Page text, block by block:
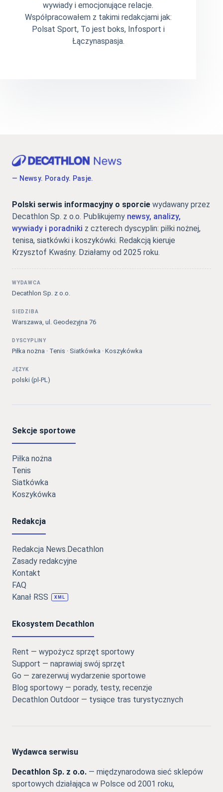
wywiady i emocjonujące relacje.
Współpracowałem z takimi redakcjami jak:
Polsat Sport, To jest boks, Infosport i
Łączynaspasja.
— Newsy. Porady. Pasje.
Polski serwis informacyjny o sporcie wydawany przez
Decathlon Sp. z o.o. Publikujemy newsy, analizy,
wywiady i poradniki z czterech dyscyplin: piłki nożnej,
tenisa, siatkówki i koszykówki. Redakcją kieruje
Krzysztof Kwaśny. Działamy od 2025 roku.
WYDAWCA
Decathlon Sp. z o.o.
SIEDZIBA
Warszawa, ul. Geodezyjna 76
DYSCYPLINY
Piłka nożna · Tenis · Siatkówka · Koszykówka
JĘZYK
polski (pl-PL)
Sekcje sportowe
Piłka nożna
Tenis
Siatkówka
Koszykówka
Redakcja
Redakcja News.Decathlon
Zasady redakcyjne
Kontakt
FAQ
Kanał RSS
XML
Ekosystem Decathlon
Rent — wypożycz sprzęt sportowy
Support — naprawiaj swój sprzęt
Go — zarezerwuj wydarzenie sportowe
Blog sportowy — porady, testy, recenzje
Decathlon Outdoor — tysiące tras turystycznych
Wydawca serwisu
Decathlon Sp. z o.o. — międzynarodowa sieć sklepów
sportowych działająca w Polsce od 2001 roku,